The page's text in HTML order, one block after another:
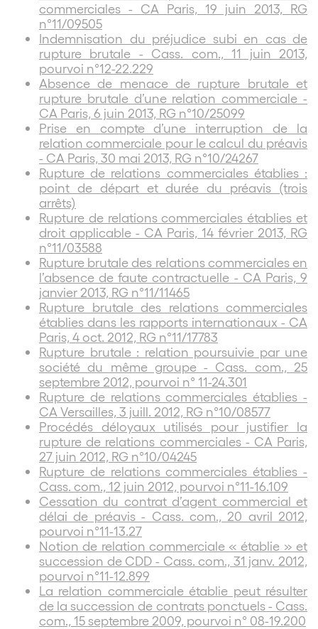
commerciales - CA Paris, 19 juin 2013, RG
n°11/09505
Indemnisation du préjudice subi en cas de
rupture brutale - Cass. com., 11 juin 2013,
pourvoi n°12-22.229
Absence de menace de rupture brutale et
rupture brutale d’une relation commerciale -
CA Paris, 6 juin 2013, RG n°10/25099
Prise en compte d’une interruption de la
relation commerciale pour le calcul du préavis
- CA Paris, 30 mai 2013, RG n°10/24267
Rupture de relations commerciales établies :
point de départ et durée du préavis (trois
arrêts)
Rupture de relations commerciales établies et
droit applicable - CA Paris, 14 février 2013, RG
n°11/03588
Rupture brutale des relations commerciales en
l’absence de faute contractuelle - CA Paris, 9
janvier 2013, RG n°11/11465
Rupture brutale des relations commerciales
établies dans les rapports internationaux - CA
Paris, 4 oct. 2012, RG n°11/17783
Rupture brutale : relation poursuivie par une
société du même groupe - Cass. com., 25
septembre 2012, pourvoi n° 11-24.301
Rupture de relations commerciales établies -
CA Versailles, 3 juill. 2012, RG n°10/08577
Procédés déloyaux utilisés pour justifier la
rupture de relations commerciales - CA Paris,
27 juin 2012, RG n°10/04245
Rupture de relations commerciales établies -
Cass. com., 12 juin 2012, pourvoi n°11-16.109
Cessation du contrat d’agent commercial et
délai de préavis - Cass. com., 20 avril 2012,
pourvoi n°11-13.27
Notion de relation commerciale « établie » et
succession de CDD - Cass. com., 31 janv. 2012,
pourvoi n°11-12.899
La relation commerciale établie peut résulter
de la succession de contrats ponctuels - Cass.
com., 15 septembre 2009, pourvoi n° 08-19.200